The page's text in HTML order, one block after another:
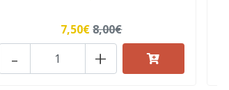
7,50€8,00€
+
-